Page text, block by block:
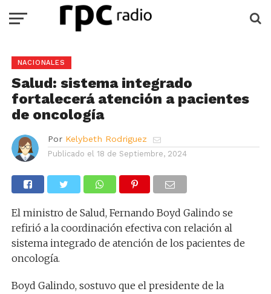
NACIONALES
Salud: sistema integrado
fortalecerá atención a pacientes
de oncología
Por Kelybeth Rodriguez
Publicado el 18 de Septiembre, 2024
El ministro de Salud, Fernando Boyd Galindo se
refirió a la coordinación efectiva con relación al
sistema integrado de atención de los pacientes de
oncología.
Boyd Galindo, sostuvo que el presidente de la